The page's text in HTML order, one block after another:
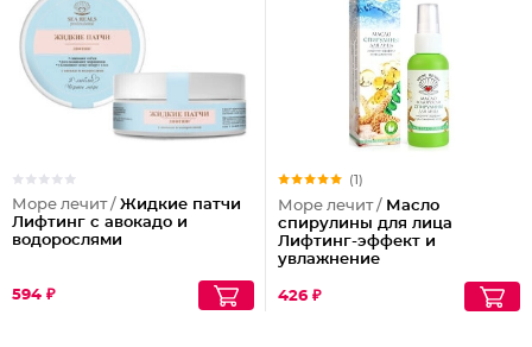
Море лечит / Жидкие патчи
Лифтинг с авокадо и
водорослями
594 ₽
(1)
Море лечит / Масло
спирулины для лица
Лифтинг-эффект и
увлажнение
426 ₽